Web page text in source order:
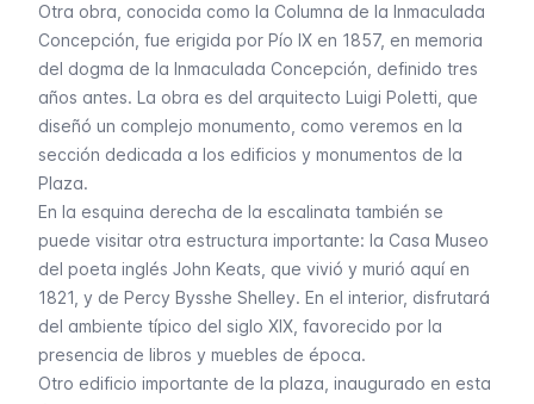
Otra obra, conocida como la Columna de la Inmaculada
Concepción, fue erigida por Pío IX en 1857, en memoria
del dogma de la Inmaculada Concepción, definido tres
años antes. La obra es del arquitecto Luigi Poletti, que
diseñó un complejo monumento, como veremos en la
sección dedicada a los edificios y monumentos de la
Plaza.
En la esquina derecha de la escalinata también se
puede visitar otra estructura importante: la Casa Museo
del poeta inglés John Keats, que vivió y murió aquí en
1821, y de Percy Bysshe Shelley. En el interior, disfrutará
del ambiente típico del siglo XIX, favorecido por la
presencia de libros y muebles de época.
Otro edificio importante de la plaza, inaugurado en esta